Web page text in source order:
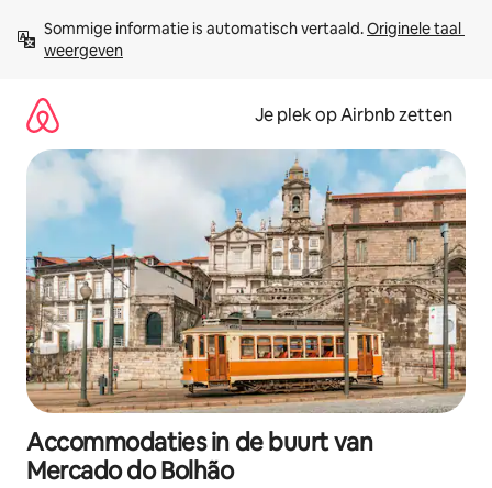
direct
naar
Sommige informatie is automatisch vertaald. Originele taal
weergeven
Je plek op Airbnb zetten
Accommodaties in de buurt van
Mercado do Bolhão